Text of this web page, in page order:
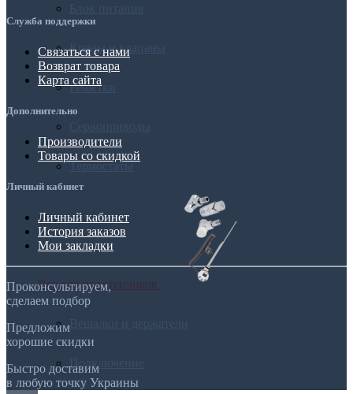
Краны и клапаны
Решетки
Термостаты
Все для полотенчиков
Вешалки и держатели
Служба поддержки
Связаться с нами
Возврат товара
Карта сайта
Дополнительно
Производители
Товары со скидкой
Личный кабинет
Личный кабинет
История заказов
Мои закладки
Проконсультируем,
сделаем подбор
Предложим
хорошие скидки
Быстро доставим
в любую точку Украины